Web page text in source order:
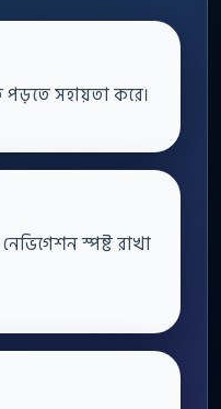
সহায়তা করে।
স্পষ্ট রাখা